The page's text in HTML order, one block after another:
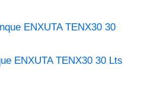
ENXUTA TENX30 30 Lts